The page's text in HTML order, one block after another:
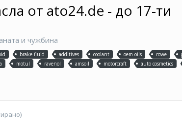
от ato24.de - до 17-ти
и чужбина
brake fluid additives coolant oem oils rowe
motul ravenol amsoil motorcraft auto cosmetics